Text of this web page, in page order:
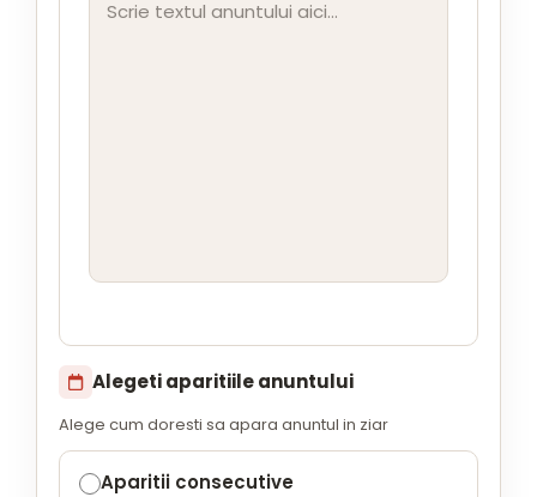
Alegeti aparitiile anuntului
Alege cum doresti sa apara anuntul in ziar
Aparitii consecutive